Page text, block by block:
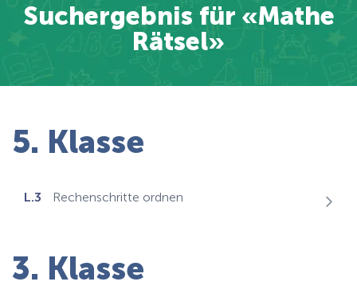
Suchergebnis für «Mathe
Rätsel»
5. Klasse
L.3 Rechenschritte ordnen
3. Klasse